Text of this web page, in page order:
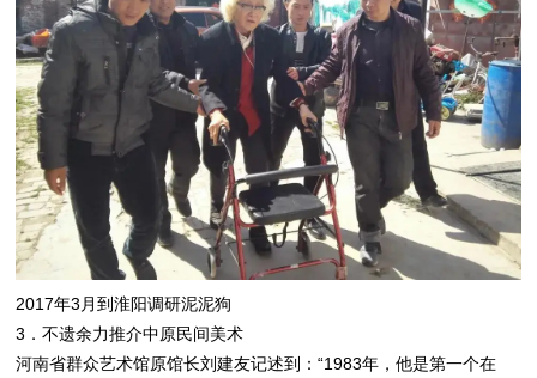
2017年3月到淮阳调研泥泥狗
3．不遗余力推介中原民间美术
河南省群众艺术馆原馆长刘建友记述到：“1983年，他是第一个在